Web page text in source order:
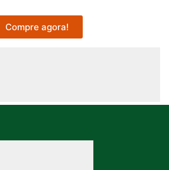
Compre agora!